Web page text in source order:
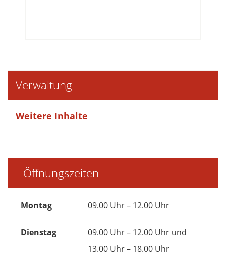
Verwaltung
Weitere Inhalte
Öffnungszeiten
Montag 09.00 Uhr – 12.00 Uhr
Dienstag
09.00 Uhr – 12.00 Uhr und
13.00 Uhr – 18.00 Uhr